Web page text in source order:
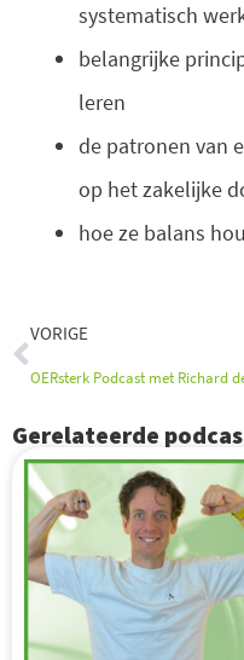
systematisch
belangrijke
leren
de patronen van
op het zakelijke
hoe ze balans
Vorige
VORIGE
Gerelateerde